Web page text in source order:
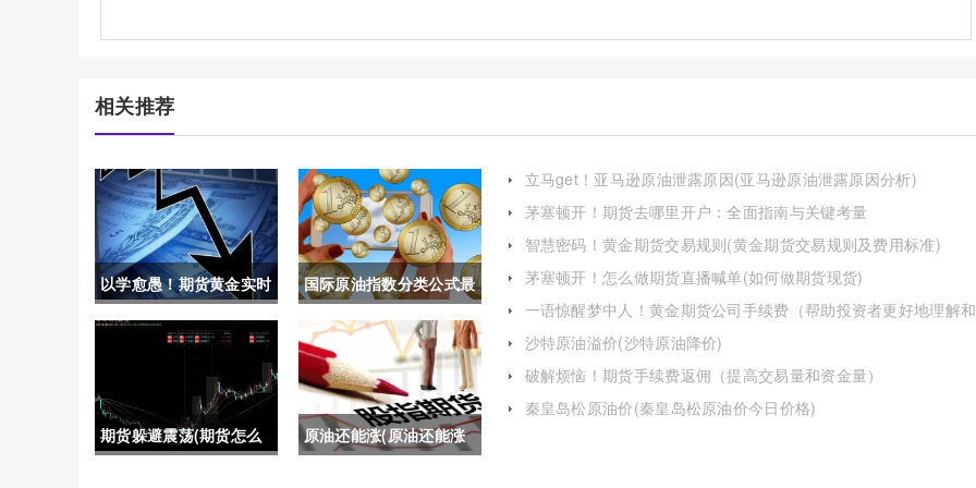
相关推荐
以学愈愚！期货黄金实时
喊单(黄金期货直播间喊
国际原油指数分类公式最
新(国际原油指数实时)
期货躲避震荡(期货怎么
原油还能涨(原油还能涨
立马get！亚马逊原油泄露原因(亚马逊原油泄露原因分析)
茅塞顿开！期货去哪里开户：全面指南与关键考量
智慧密码！黄金期货交易规则(黄金期货交易规则及费用标准)
茅塞顿开！怎么做期货直播喊单(如何做期货现货)
一语惊醒梦中人！黄金期货公司手续费（帮助投资者更好地理解和
应对相关费用）
沙特原油溢价(沙特原油降价)
破解烦恼！期货手续费返佣（提高交易量和资金量）
秦皇岛松原油价(秦皇岛松原油价今日价格)